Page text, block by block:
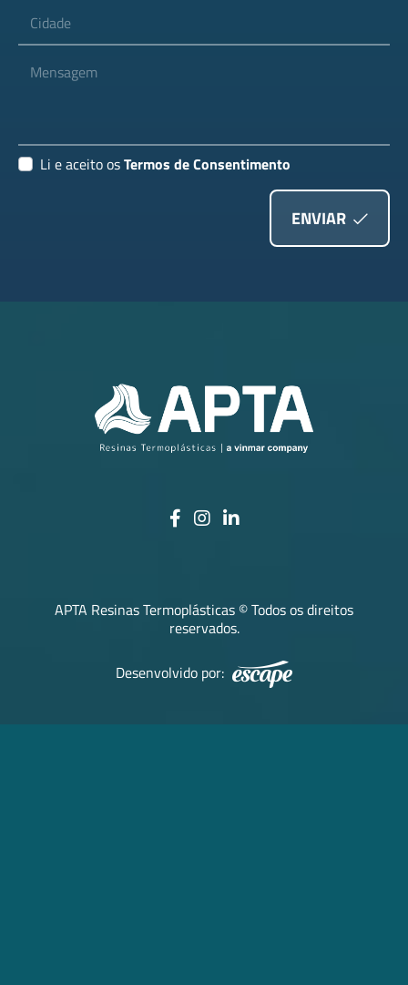
Mensagem
Li e aceito osTermos de Consentimento
ENVIAR
APTA Resinas Termoplásticas © Todos os direitos
reservados.
Desenvolvido por: